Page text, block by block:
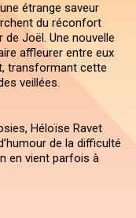
étrange saveur
du réconfort
de Joël. Une nouvelle
affleurer entre eux
transformant cette
veillées.
Héloïse Ravet
de la difficulté
en vient parfois à